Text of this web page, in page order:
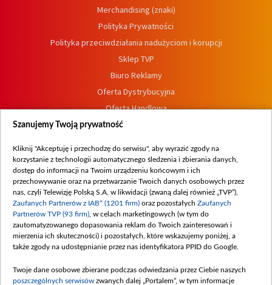
Merchandising (znaki)
Polityka Prywatności
Polityka przeciwdziałania nadużyciom i korupcji
Sklep TVP
Biuro Reklamy
Oferta Dystrybucyjna
Oferta Handlowa
Dostępność
Procedura zgłoszeń wewnętrznych
Szanujemy Twoją prywatność
Kliknij "Akceptuję i przechodzę do serwisu", aby wyrazić zgody na
korzystanie z technologii automatycznego śledzenia i zbierania danych,
dostęp do informacji na Twoim urządzeniu końcowym i ich
przechowywanie oraz na przetwarzanie Twoich danych osobowych przez
nas, czyli Telewizję Polską S.A. w likwidacji (zwaną dalej również „TVP”),
Zaufanych Partnerów z IAB* (1201 firm) oraz pozostałych Zaufanych
Partnerów TVP (93 firm) , w celach marketingowych (w tym do
zautomatyzowanego dopasowania reklam do Twoich zainteresowań i
mierzenia ich skuteczności) i pozostałych, które wskazujemy poniżej, a
także zgody na udostępnianie przez nas identyfikatora PPID do Google.
Twoje dane osobowe zbierane podczas odwiedzania przez Ciebie naszych
poszczególnych serwisów zwanych dalej „Portalem”, w tym informacje